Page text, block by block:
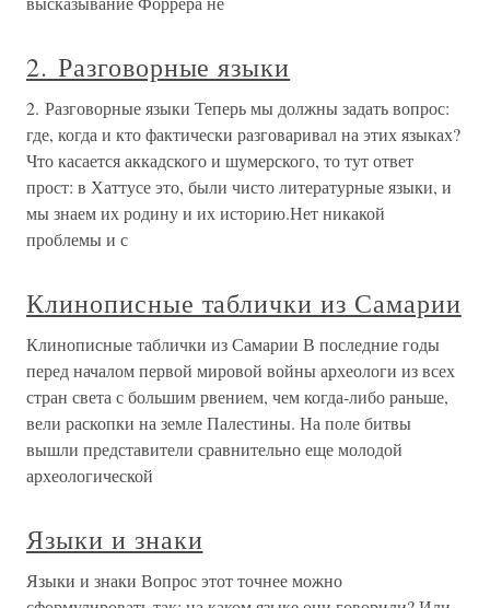
2. Разговорные языки
2. Разговорные языки Теперь мы должны задать вопрос:
где, когда и кто фактически разговаривал на этих языках?
Что касается аккадского и шумерского, то тут ответ
прост: в Хаттусе это, были чисто литературные языки, и
мы знаем их родину и их историю.Нет никакой
проблемы и с
Клинописные таблички из Самарии
Клинописные таблички из Самарии В последние годы
перед началом первой мировой войны археологи из всех
стран света с большим рвением, чем когда-либо раньше,
вели раскопки на земле Палестины. На поле битвы
вышли представители сравнительно еще молодой
археологической
Языки и знаки
Языки и знаки Вопрос этот точнее можно